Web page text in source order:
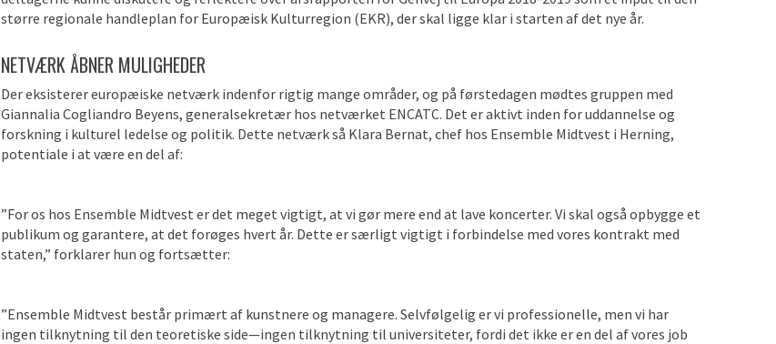
større regionale handleplan for Europæisk Kulturregion (EKR), der skal ligge klar i starten af det nye år.
NETVÆRK ÅBNER MULIGHEDER
Der eksisterer europæiske netværk indenfor rigtig mange områder, og på førstedagen mødtes gruppen med
Giannalia Cogliandro Beyens, generalsekretær hos netværket ENCATC. Det er aktivt inden for uddannelse og
forskning i kulturel ledelse og politik. Dette netværk så Klara Bernat, chef hos Ensemble Midtvest i Herning,
potentiale i at være en del af:
”For os hos Ensemble Midtvest er det meget vigtigt, at vi gør mere end at lave koncerter. Vi skal også opbygge et
publikum og garantere, at det forøges hvert år. Dette er særligt vigtigt i forbindelse med vores kontrakt med
staten,” forklarer hun og fortsætter:
”Ensemble Midtvest består primært af kunstnere og managere. Selvfølgelig er vi professionelle, men vi har
ingen tilknytning til den teoretiske side—ingen tilknytning til universiteter, fordi det ikke er en del af vores job